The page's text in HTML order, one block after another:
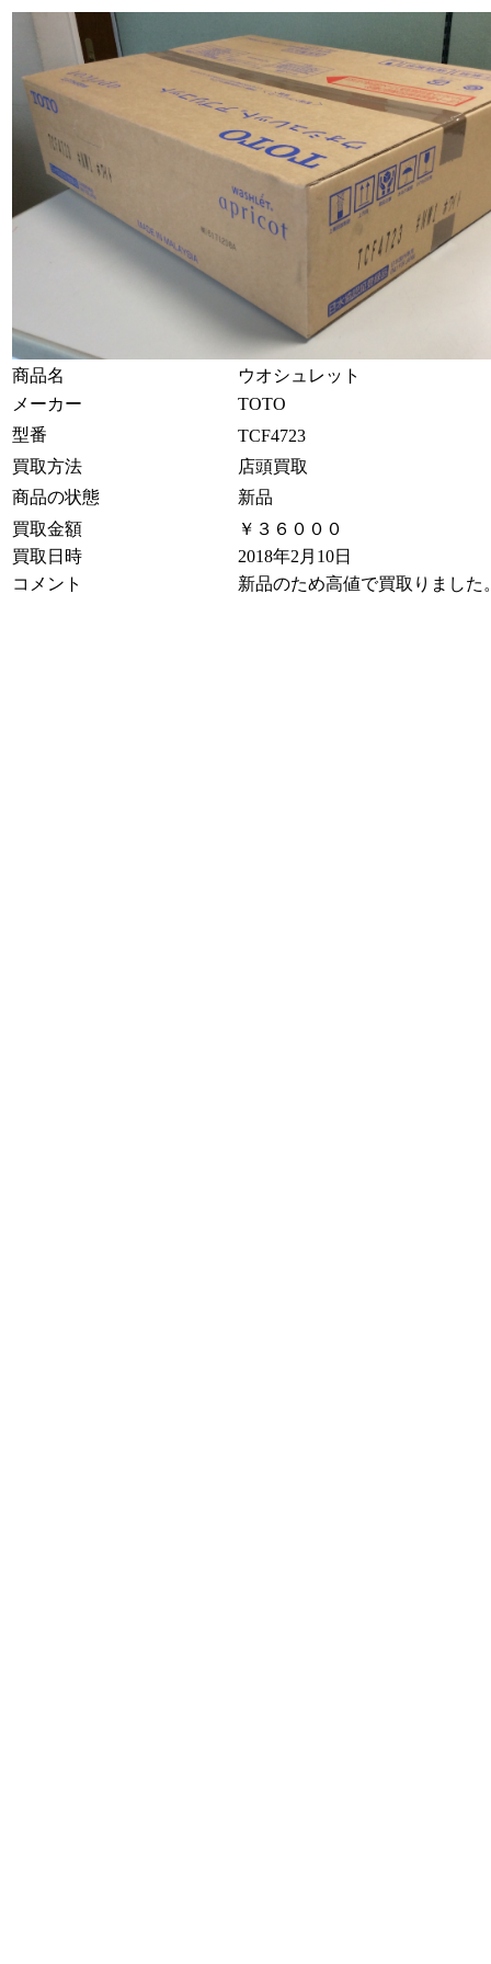
商品名
ウオシュレット
メーカー
TOTO
型番
TCF4723
買取方法
店頭買取
商品の状態
新品
買取金額
￥３６０００
買取日時
2018年2月10日
コメント
新品のため高値で買取りました